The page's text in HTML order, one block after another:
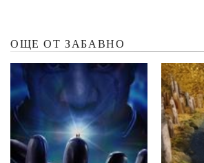
ОЩЕ ОТ ЗАБАВНО